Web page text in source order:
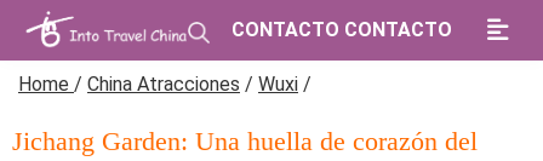
CONTACTO CONTACTO
Home / China Atracciones / Wuxi /
Jichang Garden: Una huella de corazón del